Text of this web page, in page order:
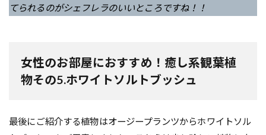
てられるのがシェフレラのいいところですね！！
女性のお部屋におすすめ！癒し系観葉植
物その5.ホワイトソルトブッシュ
最後にご紹介する植物はオージープランツからホワイトソル